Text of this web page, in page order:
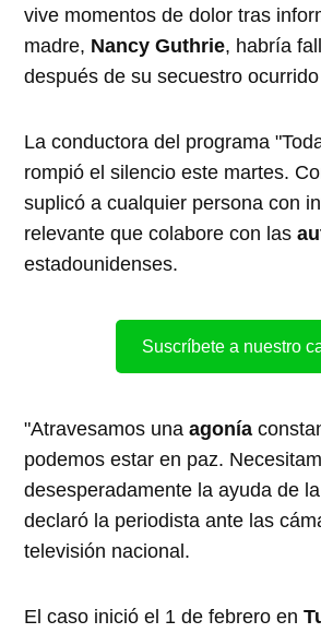
vive momentos de dolor tras
madre, Nancy Guthrie, habría
después de su secuestro
La conductora del programa
rompió el silencio este martes.
suplicó a cualquier persona con
relevante que colabore con las
estadounidenses.
Suscríbete a nuestro
"Atravesamos unaagonía
podemos estar en paz.
desesperadamente la ayuda de
declaró la periodista ante las
televisión nacional.
El caso inició el 1 de febrero en